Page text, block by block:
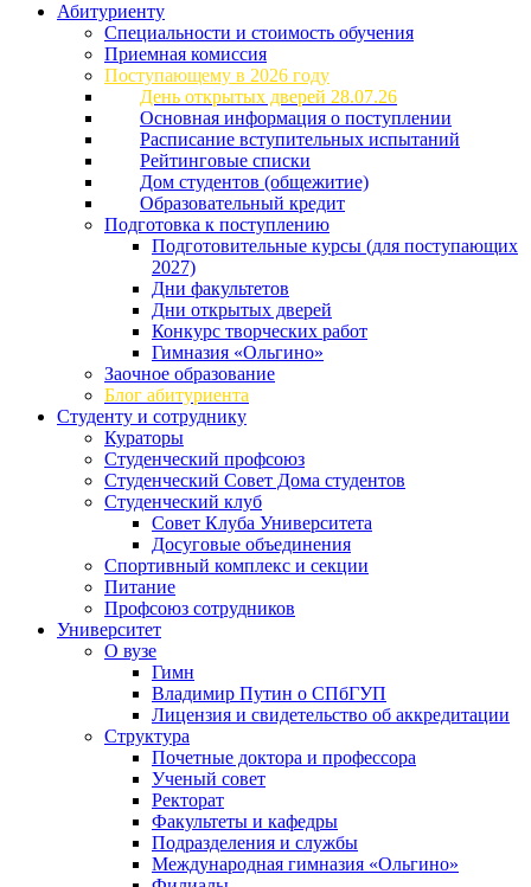
Абитуриенту
Специальности и стоимость обучения
Приемная комиссия
Поступающему в 2026 году
День открытых дверей 28.07.26
Основная информация о поступлении
Расписание вступительных испытаний
Рейтинговые списки
Дом студентов (общежитие)
Образовательный кредит
Подготовка к поступлению
Подготовительные курсы (для поступающих
2027)
Дни факультетов
Дни открытых дверей
Конкурс творческих работ
Гимназия «Ольгино»
Заочное образование
Блог абитуриента
Студенту и сотруднику
Кураторы
Студенческий профсоюз
Студенческий Совет Дома студентов
Студенческий клуб
Совет Клуба Университета
Досуговые объединения
Спортивный комплекс и секции
Питание
Профсоюз сотрудников
Университет
О вузе
Гимн
Владимир Путин о СПбГУП
Лицензия и свидетельство об аккредитации
Структура
Почетные доктора и профессора
Ученый совет
Ректорат
Факультеты и кафедры
Подразделения и службы
Международная гимназия «Ольгино»